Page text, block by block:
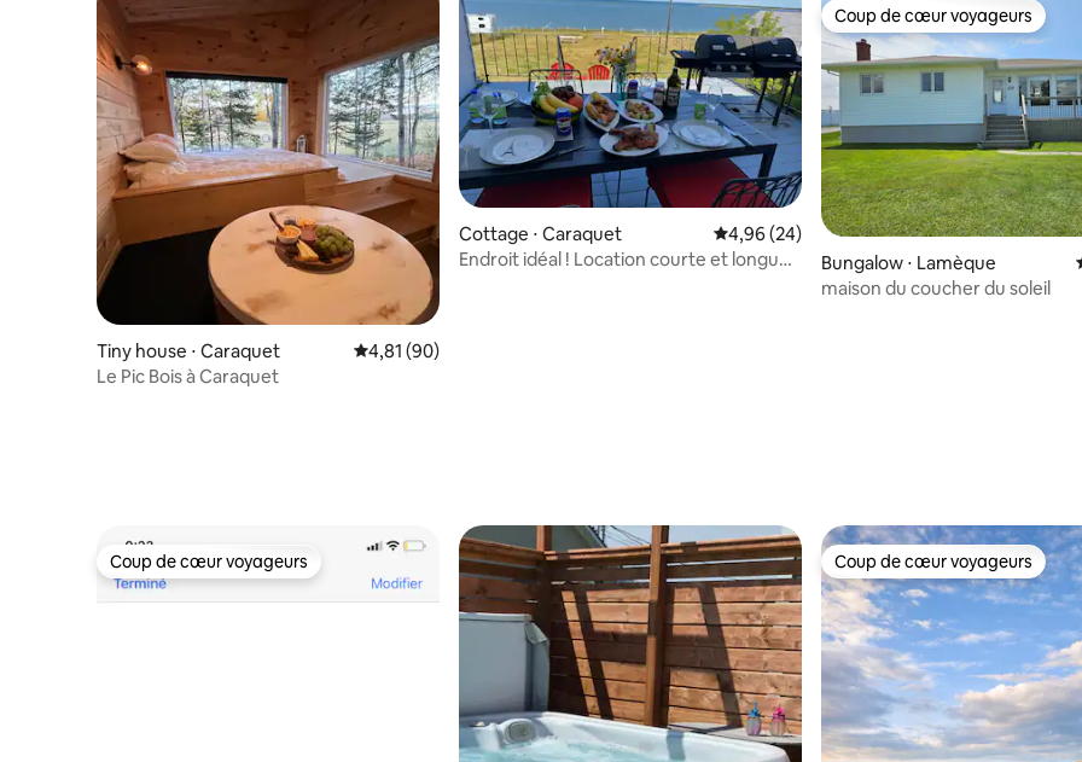
Tiny house ⋅ Caraquet Évaluation moyenne sur la base de 90 commentaires : 4,81 sur 5
4,81 (90)
Le Pic Bois à Caraquet
Cottage ⋅ Caraquet Évaluation moyenne sur la base de 24
4,96 (24)
Endroit idéal ! Location courte et longue
Coup de cœur voyageurs
Coup de cœur voyageurs
Bungalow ⋅ Lamèque
maison du coucher du soleil
Coup de cœur voyageurs
Coup de cœur voyageurs Coup de cœur voyageurs
Coup de cœur voyageurs